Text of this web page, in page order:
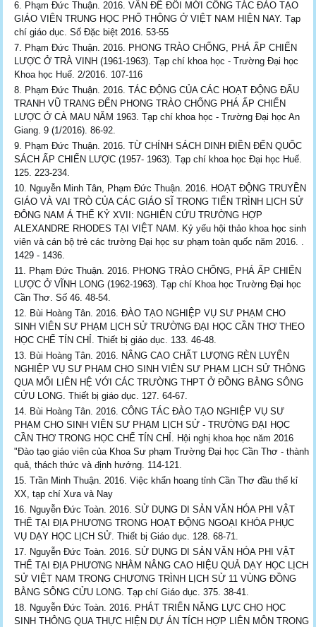
Phạm Đức Thuận. 2016. VẤN ĐỀ ĐỔI MỚI CÔNG TÁC ĐÀO TẠO
GIÁO VIÊN TRUNG HỌC PHỔ THÔNG Ở VIỆT NAM HIỆN NAY. Tạp
chí giáo dục. Số Đặc biệt 2016. 53-55
Phạm Đức Thuận. 2016. PHONG TRÀO CHỐNG, PHÁ ẤP CHIẾN
LƯỢC Ở TRÀ VINH (1961-1963). Tạp chí khoa học - Trường Đại học
Khoa học Huế. 2/2016. 107-116
Phạm Đức Thuận. 2016. TÁC ĐỘNG CỦA CÁC HOẠT ĐỘNG ĐẤU
TRANH VŨ TRANG ĐẾN PHONG TRÀO CHỐNG PHÁ ẤP CHIẾN
LƯỢC Ở CÀ MAU NĂM 1963. Tạp chí khoa học - Trường Đại học An
Giang. 9 (1/2016). 86-92.
Phạm Đức Thuận. 2016. TỪ CHÍNH SÁCH DINH ĐIỀN ĐẾN QUỐC
SÁCH ẤP CHIẾN LƯỢC (1957- 1963). Tạp chí khoa học Đại học Huế.
125. 223-234.
Nguyễn Minh Tân, Phạm Đức Thuận. 2016. HOẠT ĐỘNG TRUYỀN
GIÁO VÀ VAI TRÒ CỦA CÁC GIÁO SĨ TRONG TIẾN TRÌNH LỊCH SỬ
ĐÔNG NAM Á THẾ KỶ XVII: NGHIÊN CỨU TRƯỜNG HỢP
ALEXANDRE RHODES TẠI VIỆT NAM. Kỷ yếu hội thảo khoa học sinh
viên và cán bộ trẻ các trường Đại học sư phạm toàn quốc năm 2016. .
1429 - 1436.
Phạm Đức Thuận. 2016. PHONG TRÀO CHỐNG, PHÁ ẤP CHIẾN
LƯỢC Ở VĨNH LONG (1962-1963). Tạp chí Khoa học Trường Đại học
Cần Thơ. Số 46. 48-54.
Bùi Hoàng Tân. 2016. ĐÀO TẠO NGHIỆP VỤ SƯ PHẠM CHO
SINH VIÊN SƯ PHẠM LỊCH SỬ TRƯỜNG ĐẠI HỌC CẦN THƠ THEO
HỌC CHẾ TÍN CHỈ. Thiết bị giáo dục. 133. 46-48.
Bùi Hoàng Tân. 2016. NÂNG CAO CHẤT LƯỢNG RÈN LUYỆN
NGHIỆP VỤ SƯ PHẠM CHO SINH VIÊN SƯ PHẠM LỊCH SỬ THÔNG
QUA MỐI LIÊN HỆ VỚI CÁC TRƯỜNG THPT Ở ĐỒNG BẰNG SÔNG
CỬU LONG. Thiết bị giáo dục. 127. 64-67.
Bùi Hoàng Tân. 2016. CÔNG TÁC ĐÀO TẠO NGHIỆP VỤ SƯ
PHẠM CHO SINH VIÊN SƯ PHẠM LỊCH SỬ - TRƯỜNG ĐẠI HỌC
CẦN THƠ TRONG HỌC CHẾ TÍN CHỈ. Hội nghị khoa học năm 2016
"Đào tạo giáo viên của Khoa Sư phạm Trường Đại học Cần Thơ - thành
quả, thách thức và định hướng. 114-121.
Trần Minh Thuận. 2016. Việc khẩn hoang tỉnh Cần Thơ đầu thế kỉ
XX, tạp chí Xưa và Nay
Nguyễn Đức Toàn. 2016. SỬ DỤNG DI SẢN VĂN HÓA PHI VẬT
THỂ TẠI ĐỊA PHƯƠNG TRONG HOẠT ĐỘNG NGOẠI KHÓA PHỤC
VỤ DẠY HỌC LỊCH SỬ. Thiết bị Giáo dục. 128. 68-71.
Nguyễn Đức Toàn. 2016. SỬ DỤNG DI SẢN VĂN HÓA PHI VẬT
THỂ TẠI ĐỊA PHƯƠNG NHẰM NÂNG CAO HIỆU QUẢ DẠY HỌC LỊCH
SỬ VIỆT NAM TRONG CHƯƠNG TRÌNH LỊCH SỬ 11 VÙNG ĐỒNG
BẰNG SÔNG CỬU LONG. Tạp chí Giáo dục. 375. 38-41.
Nguyễn Đức Toàn. 2016. PHÁT TRIỂN NĂNG LỰC CHO HỌC
SINH THÔNG QUA THỰC HIỆN DỰ ÁN TÍCH HỢP LIÊN MÔN TRONG